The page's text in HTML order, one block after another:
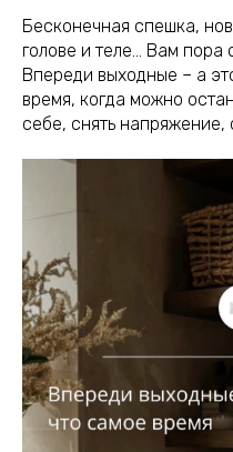
Бесконечная спешка,
голове и теле… Вам пора
Впереди выходные – а
время, когда можно
себе, снять напряжение,